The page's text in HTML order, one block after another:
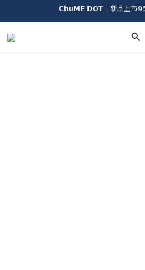
𝗖𝗵𝘂𝗠𝗘 𝗗𝗢𝗧｜新品上市
𝗖𝗵𝘂𝗠𝗘全系列｜任選𝟮件
加入會員即享台灣不限金額